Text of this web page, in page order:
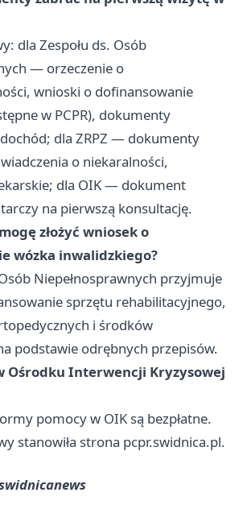
dla Zespołu ds. Osób
— orzeczenie o
wnioski o dofinansowanie
w PCPR), dokumenty
dla ZRPZ — dokumenty
o niekaralności,
dla OIK — dokument
na pierwszą konsultację.
złożyć wniosek o
wózka inwalidzkiego?
Niepełnosprawnych przyjmuje
sprzętu rehabilitacyjnego,
i środków
podstawie odrębnych przepisów.
Ośrodku Interwencji Kryzysowej
pomocy w OIK są bezpłatne.
stanowiła strona pcpr.swidnica.pl.